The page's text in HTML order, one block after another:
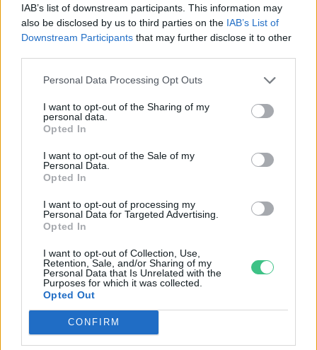
IAB’s list of downstream participants. This information may
also be disclosed by us to third parties on the IAB’s List of
Downstream Participants that may further disclose it to other
Personal Data Processing Opt Outs
I want to opt-out of the Sharing of my
personal data.
Opted In
I want to opt-out of the Sale of my
Personal Data.
Opted In
I want to opt-out of processing my
Personal Data for Targeted Advertising.
Opted In
I want to opt-out of Collection, Use,
Retention, Sale, and/or Sharing of my
Personal Data that Is Unrelated with the
Purposes for which it was collected.
Opted Out
CONFIRM
Pár éven belül
szivacsvárosokká kellene
alakítanunk a településeinket –
PODCAST Novák Zsombor 2 perc